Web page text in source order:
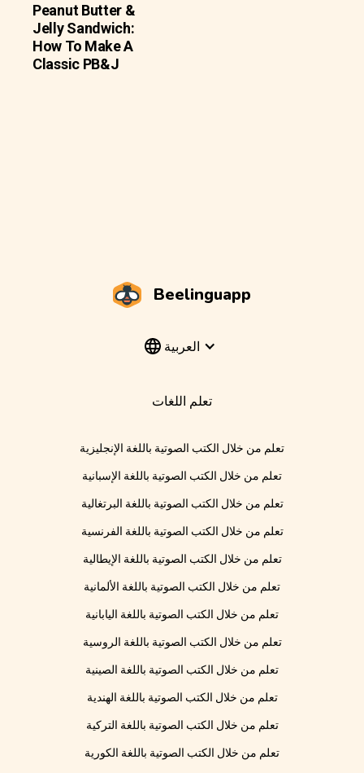
Peanut Butter &
Jelly Sandwich:
How To Make A
Classic PB&J
Beelinguapp
العربية
تعلم اللغات
تعلم من خلال الكتب الصوتية باللغة الإنجليزية
تعلم من خلال الكتب الصوتية باللغة الإسبانية
تعلم من خلال الكتب الصوتية باللغة البرتغالية
تعلم من خلال الكتب الصوتية باللغة الفرنسية
تعلم من خلال الكتب الصوتية باللغة الإيطالية
تعلم من خلال الكتب الصوتية باللغة الألمانية
تعلم من خلال الكتب الصوتية باللغة اليابانية
تعلم من خلال الكتب الصوتية باللغة الروسية
تعلم من خلال الكتب الصوتية باللغة الصينية
تعلم من خلال الكتب الصوتية باللغة الهندية
تعلم من خلال الكتب الصوتية باللغة التركية
تعلم من خلال الكتب الصوتية باللغة الكورية